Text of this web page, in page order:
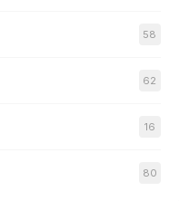
58
62
16
80